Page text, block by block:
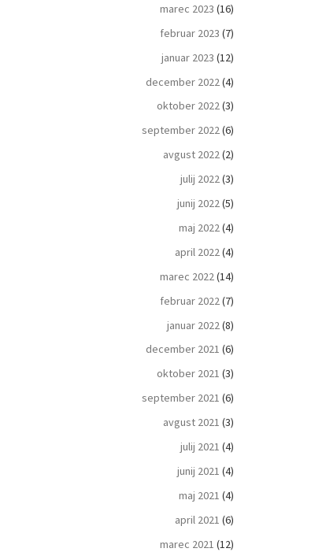
marec 2023 (16)
februar 2023 (7)
januar 2023 (12)
december 2022 (4)
oktober 2022(3)
september 2022(6)
avgust 2022(2)
julij 2022(3)
junij 2022(5)
maj 2022(4)
april 2022(4)
marec 2022(14)
februar 2022(7)
januar 2022 (8)
december 2021 (6)
oktober 2021 (3)
september 2021 (6)
avgust 2021 (3)
julij 2021 (4)
junij 2021 (4)
maj 2021 (4)
april 2021 (6)
marec 2021 (12)